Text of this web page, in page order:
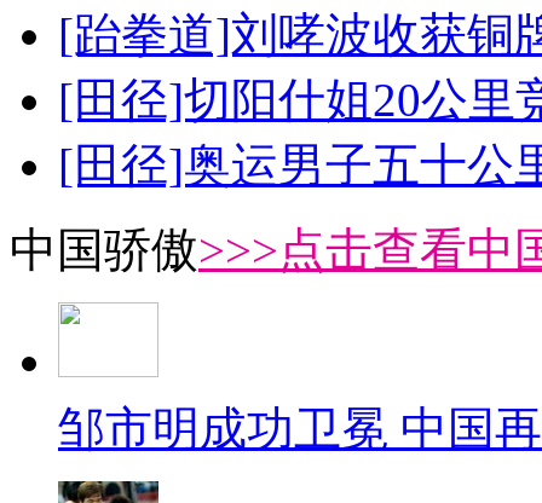
[跆拳道]刘哮波收获铜
[田径]切阳什姐20公里
[田径]奥运男子五十公
中国骄傲>>>点击查看中
邹市明成功卫冕 中国